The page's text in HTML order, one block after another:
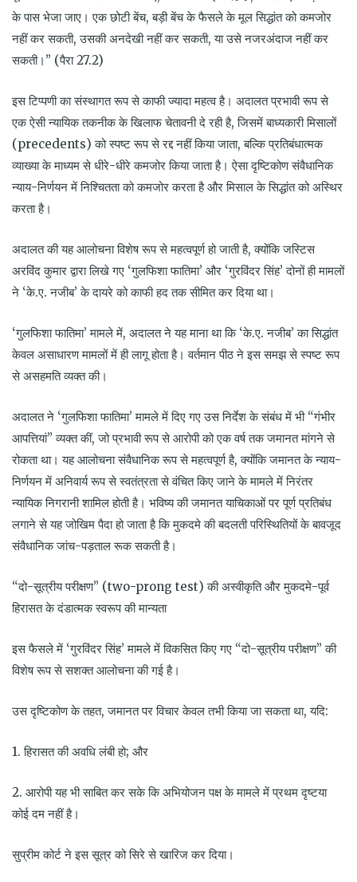
के पास भेजा जाए। एक छोटी बेंच, बड़ी बेंच के फैसले के मूल सिद्धांत को कमजोर
नहीं कर सकती, उसकी अनदेखी नहीं कर सकती, या उसे नजरअंदाज नहीं कर
सकती।” (पैरा 27.2)
इस टिप्पणी का संस्थागत रूप से काफी ज्यादा महत्व है। अदालत प्रभावी रूप से
एक ऐसी न्यायिक तकनीक के खिलाफ चेतावनी दे रही है, जिसमें बाध्यकारी मिसालों
(precedents) को स्पष्ट रूप से रद्द नहीं किया जाता, बल्कि प्रतिबंधात्मक
व्याख्या के माध्यम से धीरे-धीरे कमजोर किया जाता है। ऐसा दृष्टिकोण संवैधानिक
न्याय-निर्णयन में निश्चितता को कमजोर करता है और मिसाल के सिद्धांत को अस्थिर
करता है।
अदालत की यह आलोचना विशेष रूप से महत्वपूर्ण हो जाती है, क्योंकि जस्टिस
अरविंद कुमार द्वारा लिखे गए ‘गुलफिशा फातिमा’ और ‘गुरविंदर सिंह’ दोनों ही मामलों
ने ‘के.ए. नजीब’ के दायरे को काफी हद तक सीमित कर दिया था।
‘गुलफिशा फातिमा’ मामले में, अदालत ने यह माना था कि ‘के.ए. नजीब’ का सिद्धांत
केवल असाधारण मामलों में ही लागू होता है। वर्तमान पीठ ने इस समझ से स्पष्ट रूप
से असहमति व्यक्त की।
अदालत ने ‘गुलफिशा फातिमा’ मामले में दिए गए उस निर्देश के संबंध में भी “गंभीर
आपत्तियां” व्यक्त कीं, जो प्रभावी रूप से आरोपी को एक वर्ष तक जमानत मांगने से
रोकता था। यह आलोचना संवैधानिक रूप से महत्वपूर्ण है, क्योंकि जमानत के न्याय-
निर्णयन में अनिवार्य रूप से स्वतंत्रता से वंचित किए जाने के मामले में निरंतर
न्यायिक निगरानी शामिल होती है। भविष्य की जमानत याचिकाओं पर पूर्ण प्रतिबंध
लगाने से यह जोखिम पैदा हो जाता है कि मुकदमे की बदलती परिस्थितियों के बावजूद
संवैधानिक जांच-पड़ताल रूक सकती है।
“दो-सूत्रीय परीक्षण” (two-prong test) की अस्वीकृति और मुकदमे-पूर्व
हिरासत के दंडात्मक स्वरूप की मान्यता
इस फैसले में ‘गुरविंदर सिंह’ मामले में विकसित किए गए “दो-सूत्रीय परीक्षण” की
विशेष रूप से सशक्त आलोचना की गई है।
उस दृष्टिकोण के तहत, जमानत पर विचार केवल तभी किया जा सकता था, यदि:
1. हिरासत की अवधि लंबी हो; और
2. आरोपी यह भी साबित कर सके कि अभियोजन पक्ष के मामले में प्रथम दृष्टया
कोई दम नहीं है।
सुप्रीम कोर्ट ने इस सूत्र को सिरे से खारिज कर दिया।